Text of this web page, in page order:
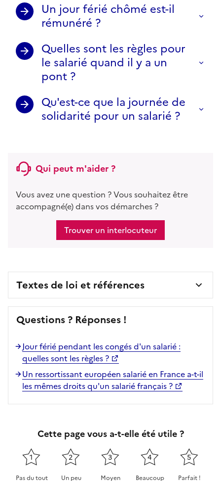
Un jour férié chômé est-il
rémunéré ?
Quelles sont les règles pour
le salarié quand il y a un
pont ?
Qu'est-ce que la journée de
solidarité pour un salarié ?
Qui peut m'aider ?
Vous avez une question ? Vous souhaitez être
accompagné(e) dans vos démarches ?
Trouver un interlocuteur
Textes de loi et références
Questions ? Réponses !
Jour férié pendant les congés d'un salarié :
quelles sont les règles ?
Un ressortissant européen salarié en France a-t-il
les mêmes droits qu'un salarié français ?
Cette page vous a-t-elle été utile ?
1
Pas du tout
2
Un peu
3
Moyen
4
Beaucoup
5
Parfait !